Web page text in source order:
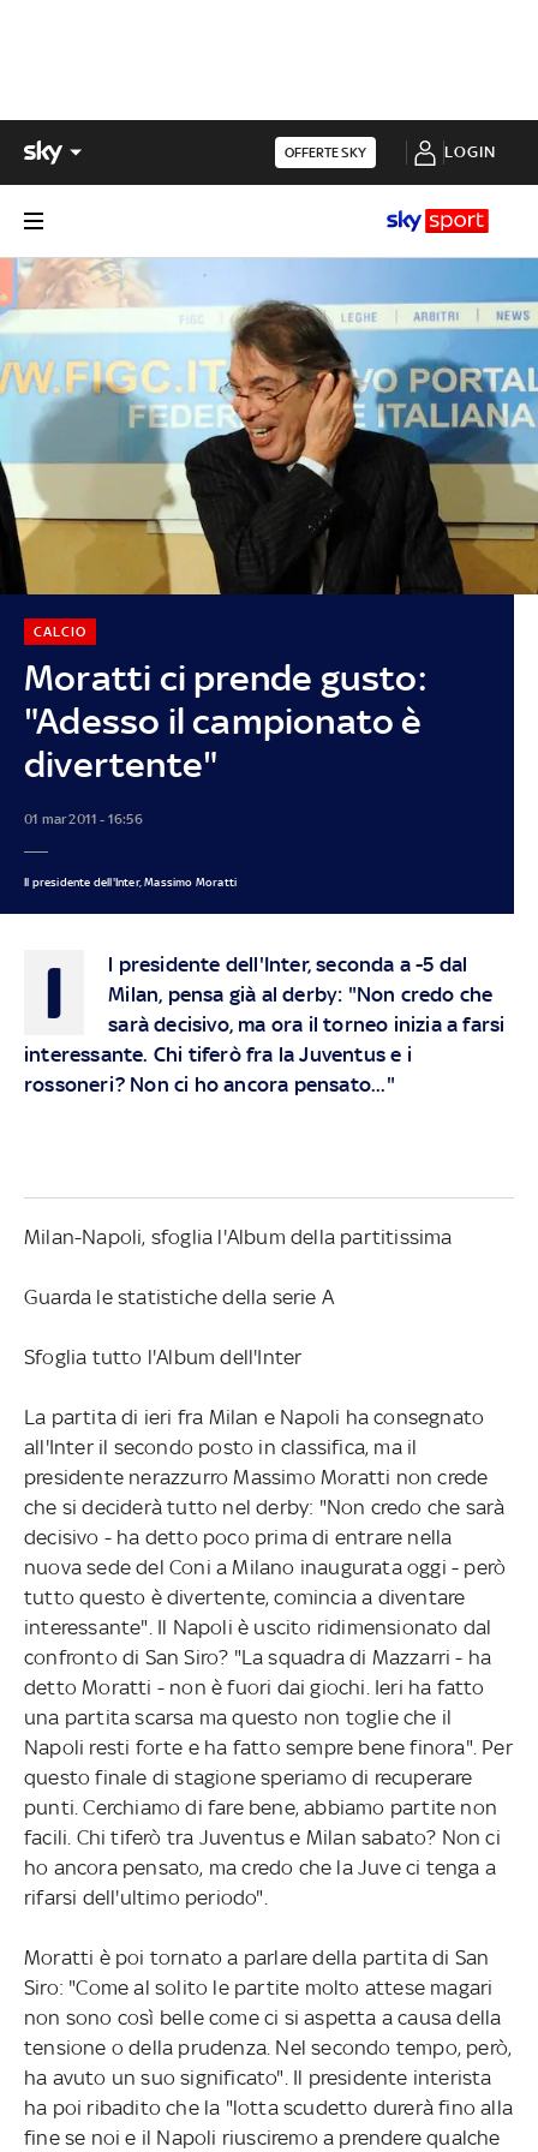
OFFERTE SKY LOGIN
Moratti ci prende gusto:
"Adesso il campionato è
divertente"
CALCIO
01 mar 2011 - 16:56
Il presidente dell'Inter, Massimo Moratti
I
l presidente dell'Inter, seconda a -5 dal
Milan, pensa già al derby: "Non credo che
sarà decisivo, ma ora il torneo inizia a farsi
interessante. Chi tiferò fra la Juventus e i
rossoneri? Non ci ho ancora pensato..."
Milan-Napoli, sfoglia l'Album della partitissima
Guarda le statistiche della serie A
Sfoglia tutto l'Album dell'Inter
La partita di ieri fra Milan e Napoli ha consegnato
all'Inter il secondo posto in classifica, ma il
presidente nerazzurro Massimo Moratti non crede
che si deciderà tutto nel derby: "Non credo che sarà
decisivo - ha detto poco prima di entrare nella
nuova sede del Coni a Milano inaugurata oggi - però
tutto questo è divertente, comincia a diventare
interessante". Il Napoli è uscito ridimensionato dal
confronto di San Siro? "La squadra di Mazzarri - ha
detto Moratti - non è fuori dai giochi. Ieri ha fatto
una partita scarsa ma questo non toglie che il
Napoli resti forte e ha fatto sempre bene finora". Per
questo finale di stagione speriamo di recuperare
punti. Cerchiamo di fare bene, abbiamo partite non
facili. Chi tiferò tra Juventus e Milan sabato? Non ci
ho ancora pensato, ma credo che la Juve ci tenga a
rifarsi dell'ultimo periodo".
Moratti è poi tornato a parlare della partita di San
Siro: "Come al solito le partite molto attese magari
non sono così belle come ci si aspetta a causa della
tensione o della prudenza. Nel secondo tempo, però,
ha avuto un suo significato". Il presidente interista
ha poi ribadito che la "lotta scudetto durerà fino alla
fine se noi e il Napoli riusciremo a prendere qualche